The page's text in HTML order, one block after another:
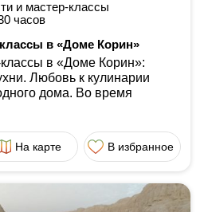
и мастер-классы
часов
в «Доме Корин»
в «Доме Корин»:
Любовь к кулинарии
дома. Во время
На карте В избранное